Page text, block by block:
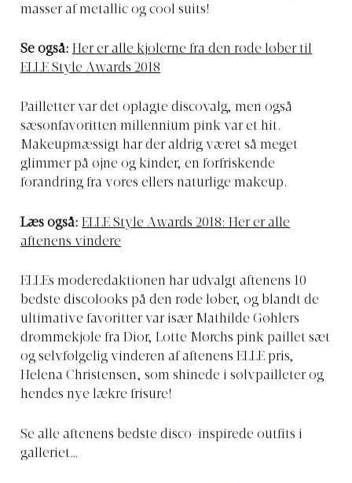
masser af metallic og cool suits!
Se også: Her er alle kjolerne fra den røde løber til
ELLE Style Awards 2018
Pailletter var det oplagte discovalg, men også
sæsonfavoritten millennium pink var et hit.
Makeupmæssigt har der aldrig været så meget
glimmer på øjne og kinder, en forfriskende
forandring fra vores ellers naturlige makeup.
Læs også: ELLE Style Awards 2018: Her er alle
aftenens vindere
ELLEs moderedaktionen har udvalgt aftenens 10
bedste discolooks på den røde løber, og blandt de
ultimative favoritter var især Mathilde Gøhlers
drømmekjole fra Dior, Lotte Mørchs pink paillet sæt
og selvfølgelig vinderen af aftenens ELLE pris,
Helena Christensen, som shinede i sølvpailleter og
hendes nye lækre frisure!
Se alle aftenens bedste disco-inspirede outfits i
galleriet…